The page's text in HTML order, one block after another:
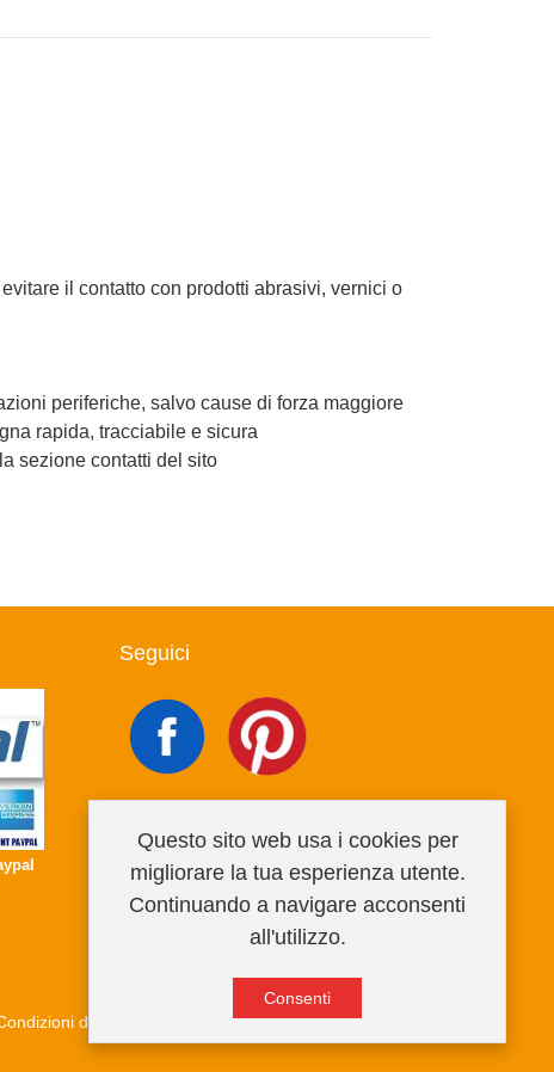
il contatto con prodotti abrasivi, vernici o
periferiche, salvo cause di forza maggiore
rapida, tracciabile e sicura
sezione contatti del sito
Seguici
di vendita Privacy Policy Informativa cookies
Questo sito web usa i cookies per
migliorare la tua esperienza utente.
Continuando a navigare acconsenti
all'utilizzo.
Consenti